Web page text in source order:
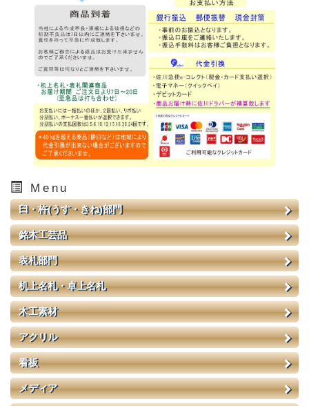
Menu
臼・杵(うす・きね)部門
銘木工芸品
表札部門
机上名札・卓上名札
木工素材
アクリル
看板
メディア